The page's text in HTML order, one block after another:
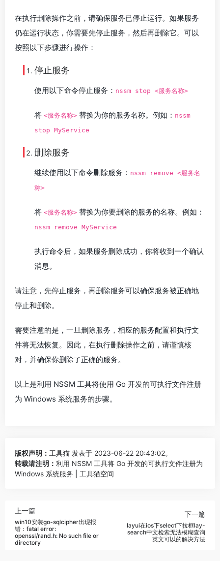
在执行删除操作之前，请确保服务已停止运行。如果服务
仍在运行状态，你需要先停止服务，然后再删除它。可以
按照以下步骤进行操作：
停止服务
使用以下命令停止服务： nssm stop <服务名称>
将 <服务名称> 替换为你的服务名称。例如： nssm
stop MyService
删除服务
继续使用以下命令删除服务： nssm remove <服务名
称>
将 <服务名称> 替换为你要删除的服务的名称。例如：
nssm remove MyService
执行命令后，如果服务删除成功，你将收到一个确认
消息。
请注意，先停止服务，再删除服务可以确保服务被正确地
停止和删除。
需要注意的是，一旦删除服务，相应的服务配置和执行文
件将无法恢复。因此，在执行删除操作之前，请谨慎核
对，并确保你删除了正确的服务。
以上是利用 NSSM 工具将使用 Go 开发的可执行文件注册
为 Windows 系统服务的步骤。
版权声明： 工具猫 发表于 2023-06-22 20:43:02。
转载请注明： 利用 NSSM 工具将 Go 开发的可执行文件注册为
Windows 系统服务 | 工具猫空间
上一篇
win10安装go-sqlcipher出现报
错：fatal error:
openssl/rand.h: No such file or
directory
下一篇
layui在ios下select下拉框lay-
search中文检索无法模糊查询
英文可以的解决方法